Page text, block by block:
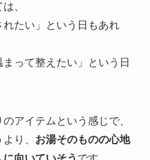
、
れたい」という日もあれ
まって整えたい」という日
アイテムという感じで、
り、 お湯そのものの心地